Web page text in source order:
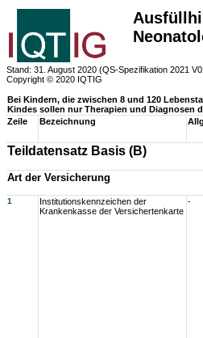
Stand: 31. August 2020 (QS-Spezifikation 2021
Copyright © 2020 IQTIG
Bei Kindern, die zwischen 8 und 120
Kindes sollen nur Therapien und Diagnosen
Zeile
Bezeichnung
Teildatensatz Basis (B)
Art der Versicherung
1
Institutionskennzeichen der
Krankenkasse der Versichertenkarte
-